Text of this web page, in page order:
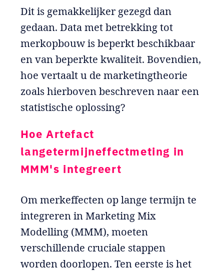
Dit is gemakkelijker gezegd dan
gedaan. Data met betrekking tot
merkopbouw is beperkt beschikbaar
en van beperkte kwaliteit. Bovendien,
hoe vertaalt u de marketingtheorie
zoals hierboven beschreven naar een
statistische oplossing?
Hoe Artefact
langetermijneffectmeting in
MMM's integreert
Om merkeffecten op lange termijn te
integreren in Marketing Mix
Modelling (MMM), moeten
verschillende cruciale stappen
worden doorlopen. Ten eerste is het